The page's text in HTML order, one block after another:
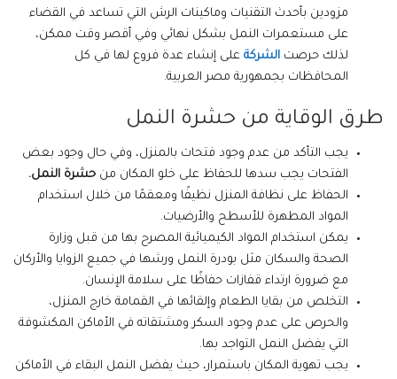
مزودين بأحدث التقنيات وماكينات الرش التي تساعد في القضاء
على مستعمرات النمل بشكل نهائي وفي أقصر وقت ممكن،
لذلك حرصت الشركة على إنشاء عدة فروع لها في كل
المحافظات بجمهورية مصر العربية.
طرق الوقاية من حشرة النمل
يجب التأكد من عدم وجود فتحات بالمنزل، وفي حال وجود بعض
الفتحات يجب سدها للحفاظ على خلو المكان منحشرة النمل.
الحفاظ على نظافة المنزل نظيفًا ومعقمًا من خلال استخدام
المواد المطهرة للأسطح والأرضيات.
يمكن استخدام المواد الكيميائية المصرح بها من قبل وزارة
الصحة والسكان مثل بودرة النمل ورشها في جميع الزوايا والأركان
مع ضرورة ارتداء قفازات حفاظًا على سلامة الإنسان.
التخلص من بقايا الطعام وإلقائها في القمامة خارج المنزل،
والحرص على عدم وجود السكر ومشتقاته في الأماكن المكشوفة
التي يفضل النمل التواجد بها.
يجب تهوية المكان باستمرار، حيث يفضل النمل البقاء في الأماكن